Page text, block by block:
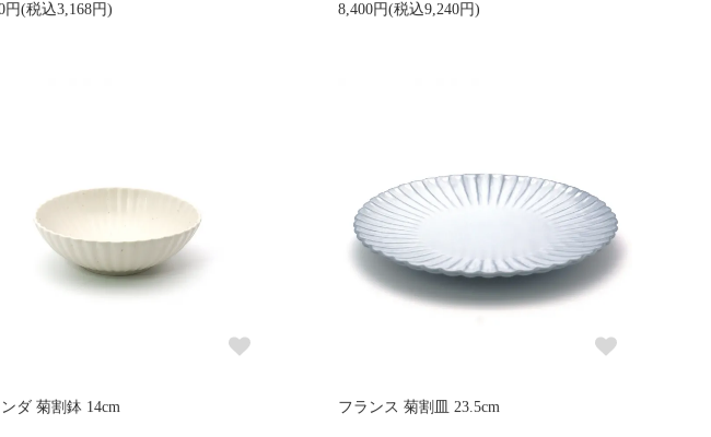
円(税込3,168円) 8,400円(税込9,240円)
ダ 菊割鉢 14cm フランス 菊割皿 23.5cm